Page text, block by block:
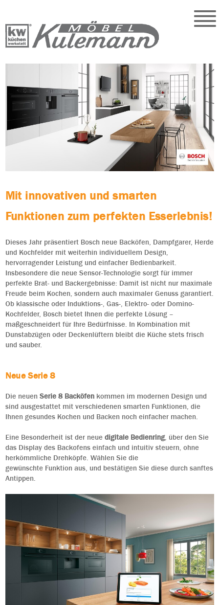
Mit innovativen und smarten
Funktionen zum perfekten Esserlebnis!
Dieses Jahr präsentiert Bosch neue Backöfen, Dampfgarer, Herde
und Kochfelder mit weiterhin individuellem Design,
hervorragender Leistung und einfacher Bedienbarkeit.
Insbesondere die neue Sensor-Technologie sorgt für immer
perfekte Brat- und Backergebnisse: Damit ist nicht nur maximale
Freude beim Kochen, sondern auch maximaler Genuss garantiert.
Ob klassische oder Induktions-, Gas-, Elektro- oder Domino-
Kochfelder, Bosch bietet Ihnen die perfekte Lösung –
maßgeschneidert für Ihre Bedürfnisse. In Kombination mit
Dunstabzügen oder Deckenlüftern bleibt die Küche stets frisch
und sauber.
Neue Serie 8
Die neuen Serie 8 Backöfenkommen im modernen Design und
sind ausgestattet mit verschiedenen smarten Funktionen, die
Ihnen gesundes Kochen und Backen noch einfacher machen.
Eine Besonderheit ist der neue digitale Bedienring, über den Sie
das Display des Backofens einfach und intuitiv steuern, ohne
herkömmliche Drehköpfe. Wählen Sie die
gewünschte Funktion aus, und bestätigen Sie diese durch sanftes
Antippen.